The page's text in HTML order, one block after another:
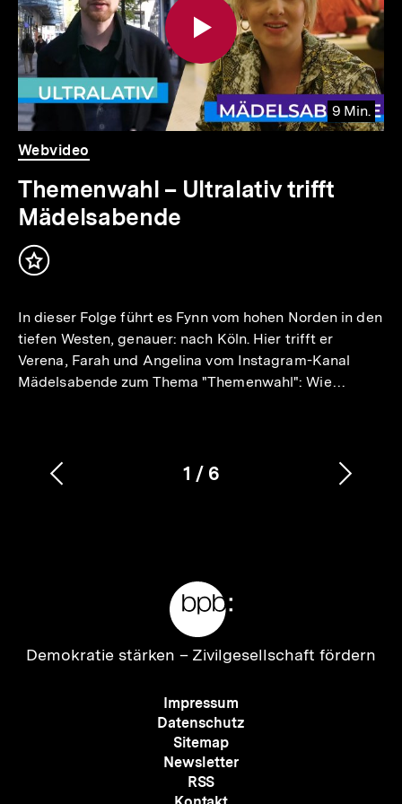
9 Min.
Video
Dauer
9
Min.
Webvideo
Themenwahl – Ultralativ trifft
Mädelsabende
Inhalt
In dieser Folge führt es Fynn vom hohen Norden in den
tiefen Westen, genauer: nach Köln. Hier trifft er
Verena, Farah und Angelina vom Instagram-Kanal
Mädelsabende zum Thema "Themenwahl": Wie…
Karussellinhalt
1
von
/ 6
Vorherigen
Zur
Demokratie stärken – Zivilgesellschaft fördern
Meta-
Navigation
Impressum
Datenschutz
Sitemap
Newsletter
RSS